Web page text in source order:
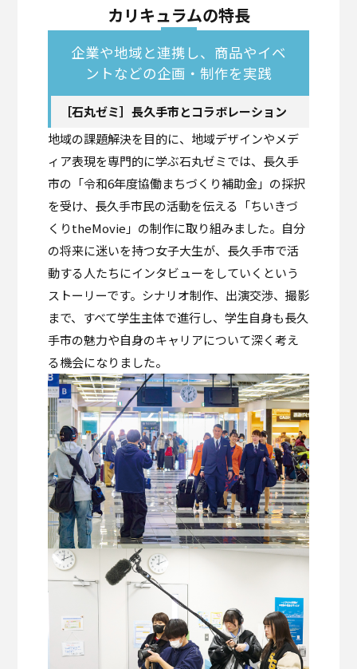
カリキュラムの特長
企業や地域と連携し、商品やイベ
ントなどの企画・制作を実践
［石丸ゼミ］長久手市とコラボレーション
地域の課題解決を目的に、地域デザインやメデ
ィア表現を専門的に学ぶ石丸ゼミでは、長久手
市の「令和6年度協働まちづくり補助金」の採択
を受け、長久手市民の活動を伝える「ちいきづ
くりtheMovie」の制作に取り組みました。自分
の将来に迷いを持つ女子大生が、長久手市で活
動する人たちにインタビューをしていくという
ストーリーです。シナリオ制作、出演交渉、撮影
まで、すべて学生主体で進行し、学生自身も長久
手市の魅力や自身のキャリアについて深く考え
る機会になりました。